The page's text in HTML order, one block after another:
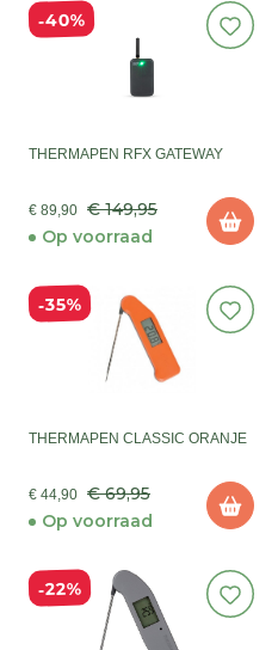
40%
THERMAPEN RFX GATEWAY
€ 89,90 € 149,95
Op voorraad
35%
THERMAPEN CLASSIC ORANJE
€ 44,90 € 69,95
Op voorraad
22%